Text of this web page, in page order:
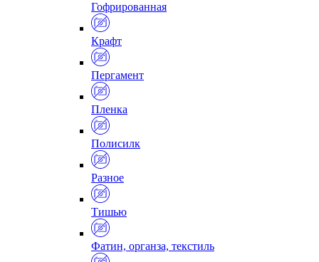
Гофрированная
Крафт
Пергамент
Пленка
Полисилк
Разное
Тишью
Фатин, органза, текстиль